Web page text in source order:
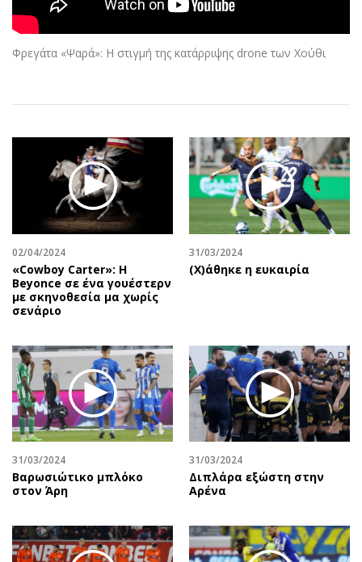
Αθλητισμός
Κύπρος
Ελλάδα
Κληρώσεις Allwyn
Οικονομία
Real Estate
Επιχειρήσεις
Αγορές
Money Review
AstroBank Properties
Trends
Ενέργεια
Ναυτιλία
Περιβάλλον
Ελλάδα
Κόσμος
Παράξενα
Πολιτισμός
Σινεμά
Μουσική
Εικαστικά
Geek
Νέα
Κινητά-tablets
Αυτοκίνηση
Πολιτική
Οικονομία
Γενικά
Αναδρομές
Πρόσωπα
Περιβάλλον
Showbiz
Ταξίδια
Συνταγές
Έξοδος
Media
Εκπομπές
Wine routes
Uncut
Προσφορές
Φρεγάτα «Ψαρά»: Η στιγμή της κατάρριψης drone των Χούθι
02/04/2024
«Cowboy Carter»: H
Beyonce σε ένα γουέστερν
με σκηνοθεσία μα χωρίς
σενάριο
31/03/2024
(X)άθηκε η ευκαιρία
31/03/2024
Βαρωσιώτικο μπλόκο
στον Άρη
31/03/2024
Διπλάρα εξώστη στην
Αρένα